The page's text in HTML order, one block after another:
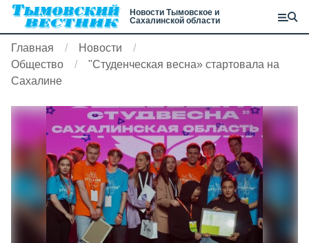
Новости Тымовское и
Сахалинской области
Главная
Новости
Общество
"Студенческая весна» стартовала на
Сахалине